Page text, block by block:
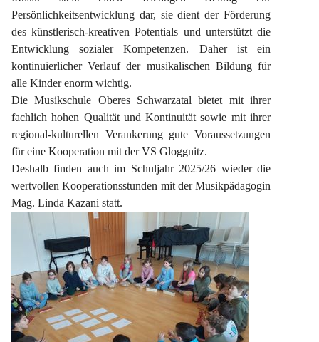
Persönlichkeitsentwicklung dar, sie dient der Förderung
des künstlerisch-kreativen Potentials und unterstützt die
Entwicklung sozialer Kompetenzen. Daher ist ein
kontinuierlicher Verlauf der musikalischen Bildung für
alle Kinder enorm wichtig.
Die Musikschule Oberes Schwarzatal bietet mit ihrer
fachlich hohen Qualität und Kontinuität sowie mit ihrer
regional-kulturellen Verankerung gute Voraussetzungen
für eine Kooperation mit der VS Gloggnitz.
Deshalb finden auch im Schuljahr 2025/26 wieder die
wertvollen Kooperationsstunden mit der Musikpädagogin
Mag. Linda Kazani statt.